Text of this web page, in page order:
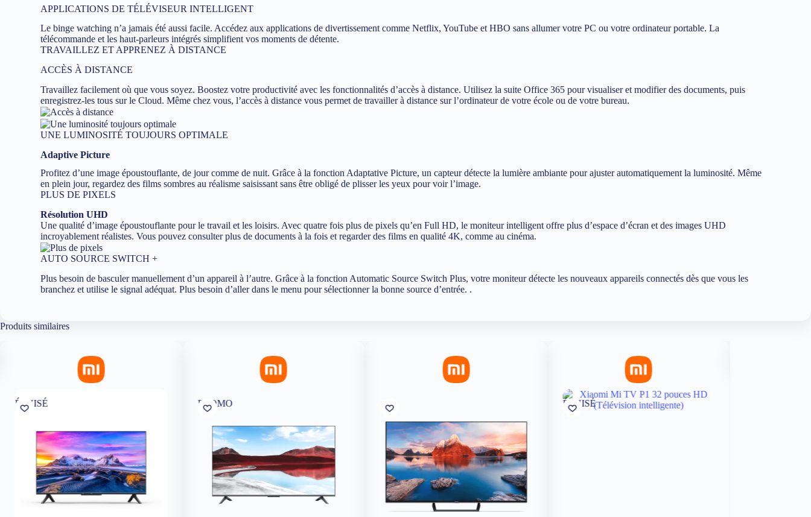
APPLICATIONS DE TÉLÉVISEUR INTELLIGENT
Le binge watching n’a jamais été aussi facile. Accédez aux applications de divertissement comme Netflix, YouTube et HBO sans allumer votre PC ou votre ordinateur portable. La
télécommande et les haut-parleurs intégrés simplifient vos moments de détente.
TRAVAILLEZ ET APPRENEZ À DISTANCE
ACCÈS À DISTANCE
Travaillez facilement où que vous soyez. Boostez votre productivité avec les fonctionnalités d’accès à distance. Utilisez la suite Office 365 pour visualiser et modifier des documents, puis
enregistrez-les tous sur le Cloud. Même chez vous, l’accès à distance vous permet de travailler à distance sur l’ordinateur de votre école ou de votre bureau.
UNE LUMINOSITÉ TOUJOURS OPTIMALE
Adaptive Picture
Profitez d’une image époustouflante, de jour comme de nuit. Grâce à la fonction Adaptative Picture, un capteur détecte la lumière ambiante pour ajuster automatiquement la luminosité. Même
en plein jour, regardez des films sombres au réalisme saisissant sans être obligé de plisser les yeux pour voir l’image.
PLUS DE PIXELS
Résolution UHD
Une qualité d’image époustouflante pour le travail et les loisirs. Avec quatre fois plus de pixels qu’en Full HD, le moniteur intelligent offre plus d’espace d’écran et des images UHD
incroyablement réalistes. Vous pouvez consulter plus de documents à la fois et regarder des films en qualité 4K, comme au cinéma.
AUTO SOURCE SWITCH +
Plus besoin de basculer manuellement d’un appareil à l’autre. Grâce à la fonction Automatic Source Switch Plus, votre moniteur détecte les nouveaux appareils connectés dès que vous les
branchez et utilise le signal adéquat. Plus besoin d’aller dans le menu pour sélectionner la bonne source d’entrée. .
Produits similaires
PROMO ÉPUISÉ